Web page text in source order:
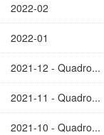
2022-02
2022-01
2021-12 - Quadro...
2021-11 - Quadro...
2021-10 - Quadro...